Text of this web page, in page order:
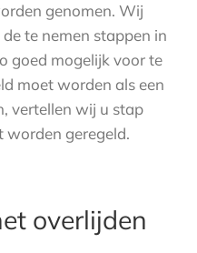
genomen. Wij
te nemen stappen in
goed mogelijk voor te
moet worden als een
vertellen wij u stap
geregeld.
overlijden